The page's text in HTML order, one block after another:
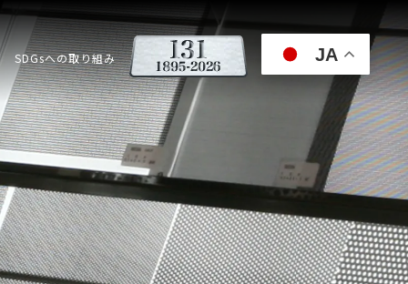
SDGsへの取り組み JA